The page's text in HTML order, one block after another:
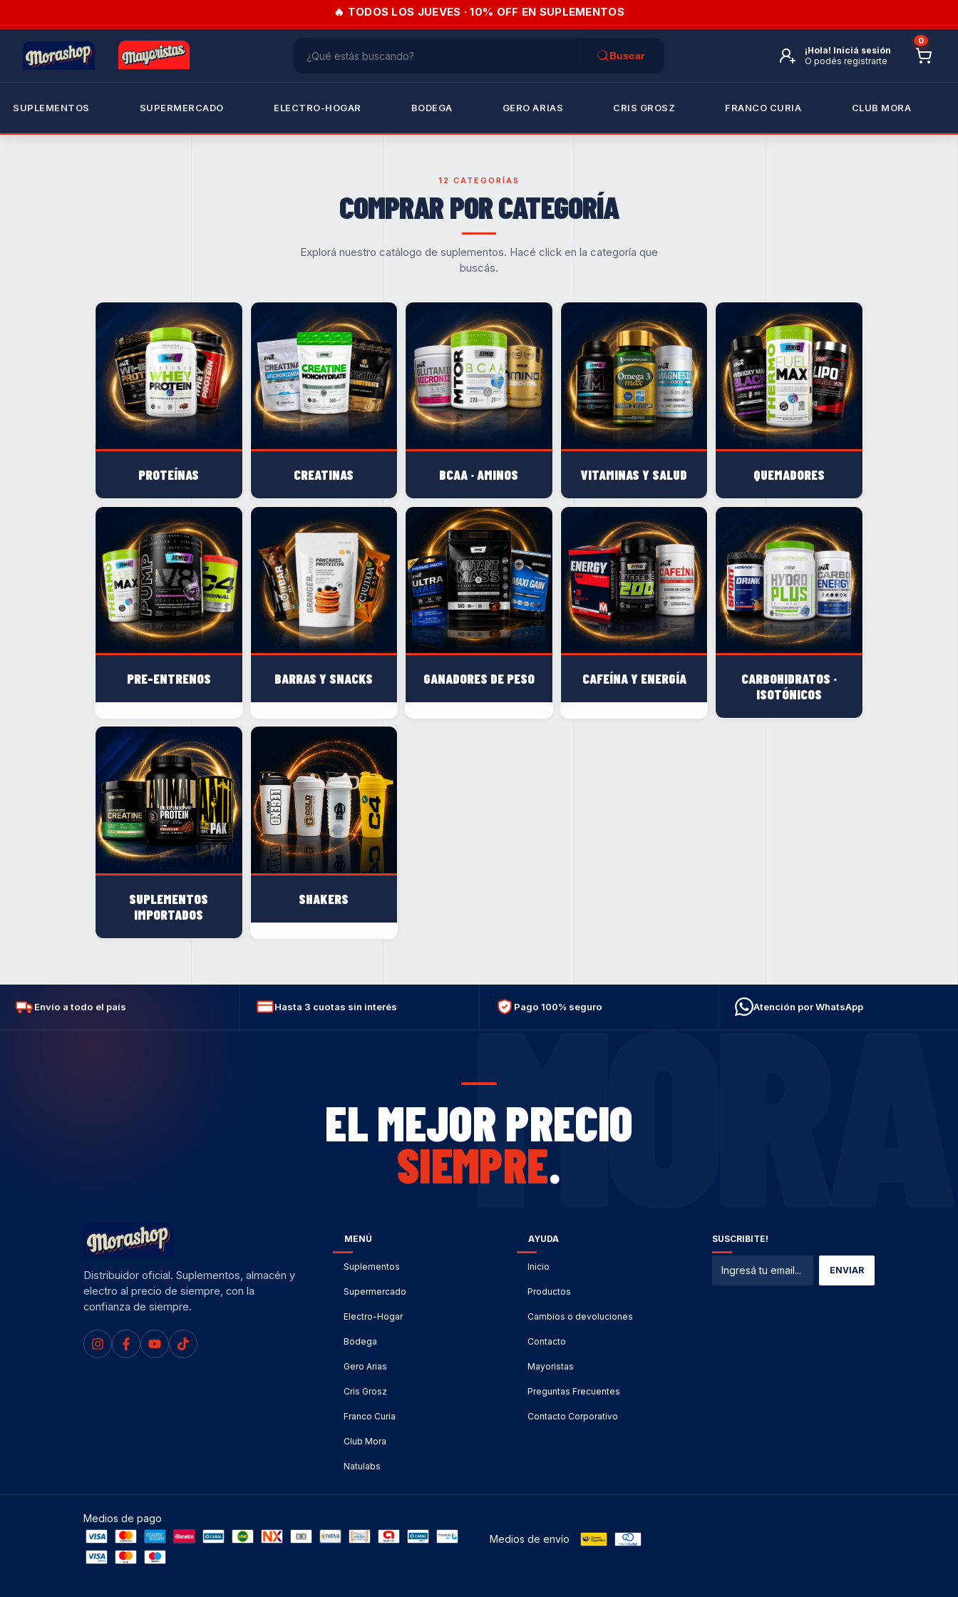
🔥 TODOS LOS JUEVES · 10% OFF EN SUPLEMENTOS
¡Hola! Iniciá sesión
O podés registrarte
0
SUPLEMENTOS SUPERMERCADO ELECTRO-HOGAR BODEGA GERO ARIAS CRIS GROSZ FRANCO CURIA CLUB MORA
12 CATEGORÍAS
COMPRAR POR CATEGORÍA
Explorá nuestro catálogo de suplementos. Hacé click en la categoría que
buscás.
PROTEÍNAS CREATINAS BCAA · AMINOS VITAMINAS Y SALUD QUEMADORES
PRE-ENTRENOS BARRAS Y SNACKS GANADORES DE PESO CAFEÍNA Y ENERGÍA
CARBOHIDRATOS ·
ISOTÓNICOS
SUPLEMENTOS
IMPORTADOS
SHAKERS
MORA
Envío a todo el país Hasta 3 cuotas sin interés Pago 100% seguro Atención por WhatsApp
EL MEJOR PRECIO
SIEMPRE.
Distribuidor oficial. Suplementos, almacén y
electro al precio de siempre, con la
confianza de siempre.
MENÚ
Suplementos
Supermercado
Electro-Hogar
Bodega
Gero Arias
Cris Grosz
Franco Curia
Club Mora
Natulabs
AYUDA
Inicio
Productos
Cambios o devoluciones
Contacto
Mayoristas
Preguntas Frecuentes
Contacto Corporativo
SUSCRIBITE!
Medios de pago
Medios de envío